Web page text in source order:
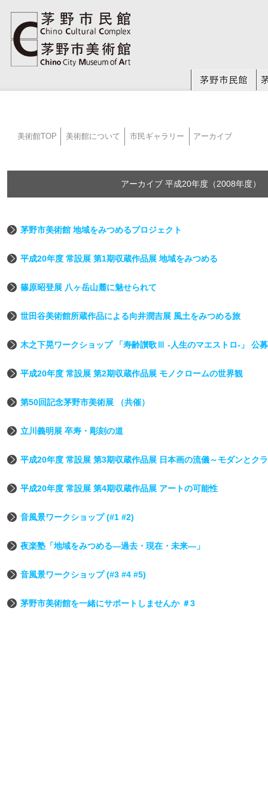
美術館TOP 美術館について 市民ギャラリー アーカイブ
アーカイブ 平成20年度（2008年度）
茅野市美術館 地域をみつめるプロジェクト
平成20年度 常設展 第1期収蔵作品展 地域をみつめる
篠原昭登展 八ヶ岳山麓に魅せられて
世田谷美術館所蔵作品による向井潤吉展 風土をみつめる旅
木之下晃ワークショップ 「寿齢讃歌Ⅲ -人生のマエストロ-」 公
平成20年度 常設展 第2期収蔵作品展 モノクロームの世界観
第50回記念茅野市美術展 （共催）
立川義明展 卒寿・彫刻の道
平成20年度 常設展 第3期収蔵作品展 日本画の流儀～モダンとク
平成20年度 常設展 第4期収蔵作品展 アートの可能性
音風景ワークショップ (#1 #2)
夜楽塾「地域をみつめる―過去・現在・未来―」
音風景ワークショップ (#3 #4 #5)
茅野市美術館を一緒にサポートしませんか ＃3